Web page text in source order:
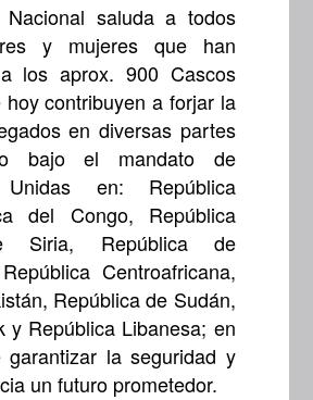
saluda a todos
y mujeres que han
los aprox. 900 Cascos
hoy contribuyen a forjar la
en diversas partes
bajo el mandato de
Unidas en: República
del Congo, República
Siria, República de
Centroafricana,
República de Sudán,
y República Libanesa; en
garantizar la seguridad y
un futuro prometedor.